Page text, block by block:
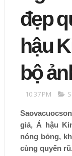
đẹp
hậu
bộ
10:37 PM
giả, Á hậu
nóng bỏng,
cùng quyến rũ.